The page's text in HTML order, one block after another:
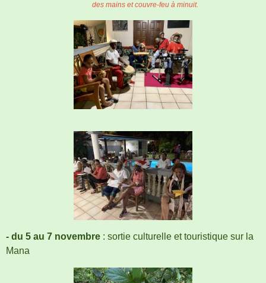
des mains et couvre-feu à minuit.
- du 5 au 7 novembre : sortie culturelle et touristique sur la
Mana